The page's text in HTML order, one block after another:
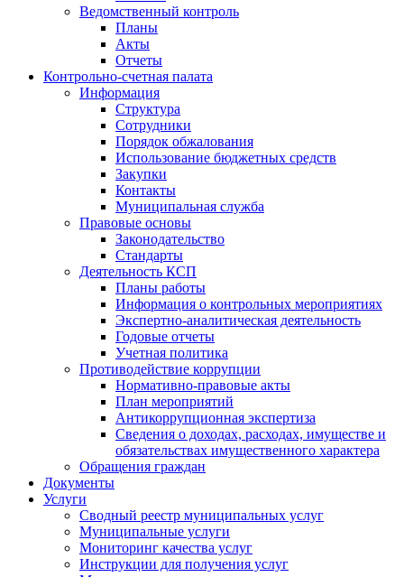
Ведомственный контроль
Планы
Акты
Отчеты
Контрольно-счетная палата
Информация
Структура
Сотрудники
Порядок обжалования
Использование бюджетных средств
Закупки
Контакты
Муниципальная служба
Правовые основы
Законодательство
Стандарты
Деятельность КСП
Планы работы
Информация о контрольных мероприятиях
Экспертно-аналитическая деятельность
Годовые отчеты
Учетная политика
Противодействие коррупции
Нормативно-правовые акты
План мероприятий
Антикоррупционная экспертиза
Сведения о доходах, расходах, имуществе и
обязательствах имущественного характера
Обращения граждан
Документы
Услуги
Сводный реестр муниципальных услуг
Муниципальные услуги
Мониторинг качества услуг
Инструкции для получения услуг